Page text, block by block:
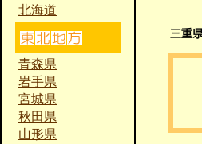
三重
北海道
青森県
岩手県
宮城県
秋田県
山形県